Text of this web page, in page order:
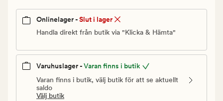
Onlinelager -Slut i lager
Handla direkt från butik via "Klicka & Hämta"
Varuhuslager -Varan finns i butik
Varan finns i butik, välj butik för att se aktuellt
saldo
Välj butik